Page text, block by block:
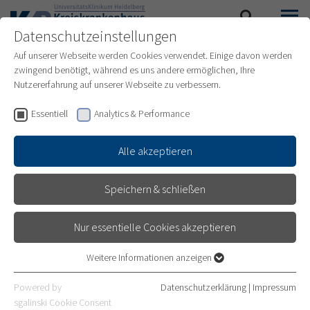
WEITERBILDUNG
KARDIOLOGIE
WEITERBILDUNGSVERANSTALTUNG
ECHO EXPLORER
BRAINSTORMING FÜR DIE
Datenschutzeinstellungen
Auf unserer Webseite werden Cookies verwendet. Einige davon werden
zwingend benötigt, während es uns andere ermöglichen, Ihre
Nutzererfahrung auf unserer Webseite zu verbessern.
Essentiell Analytics & Performance
Alle akzeptieren
Speichern & schließen
Nur essentielle Cookies akzeptieren
Essentielle Cookies werden für grundlegende Funktionen der
Webseite benötigt. Dadurch ist gewährleistet, dass die Webseite
Weitere Informationen anzeigen
Powered by
sgalinski Cookie Consent
Datenschutzerklärung | Impressum